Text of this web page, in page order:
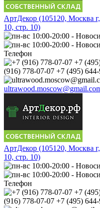
АртДекор (105120, Москва
10, стр. 10)
Телефон
(916) 778-07-07 +7 (495)
АртДекор (105120, Москва
10, стр. 10)
Телефон
(916) 778-07-07 +7 (495)